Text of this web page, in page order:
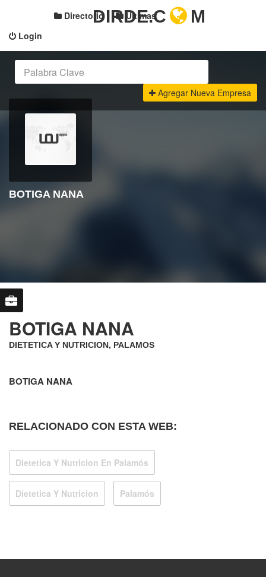
Login
Directorio Últimas
DIRDE.C M
Agregar Nueva Empresa
BOTIGA NANA
BOTIGA NANA
DIETETICA Y NUTRICION, PALAMOS
BOTIGA NANA
RELACIONADO CON ESTA WEB:
Dietetica Y Nutricion En Palamós
Dietetica Y Nutricion Palamós